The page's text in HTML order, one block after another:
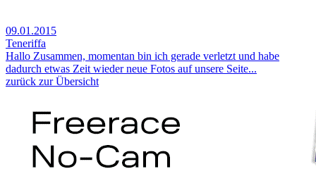
09.01.2015
Teneriffa
Hallo Zusammen, momentan bin ich gerade verletzt und habe
dadurch etwas Zeit wieder neue Fotos auf unsere Seite...
zurück zur Übersicht